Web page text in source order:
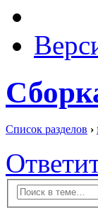
Список разделов ›